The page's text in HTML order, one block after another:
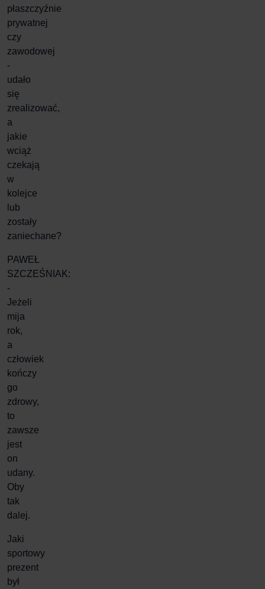
płaszczyźnie
prywatnej
czy
zawodowej
-
udało
się
zrealizować,
a
jakie
wciąż
czekają
w
kolejce
lub
zostały
zaniechane?
PAWEŁ
SZCZEŚNIAK:
-
Jeżeli
mija
rok,
a
człowiek
kończy
go
zdrowy,
to
zawsze
jest
on
udany.
Oby
tak
dalej.
Jaki
sportowy
prezent
był